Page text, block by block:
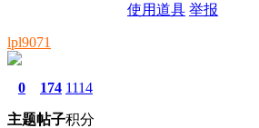
使用道具 举报
lpl9071
0
主题
174
帖子
1114
积分